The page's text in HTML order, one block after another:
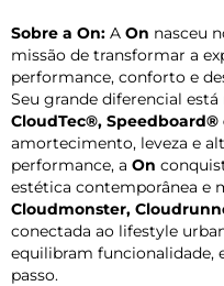
Sobre a On: A On nasceu
missão de transformar a
performance, conforto e
Seu grande diferencial
CloudTec®,
amortecimento, leveza e
performance, a On
estética contemporânea e
Cloudmonster,
conectada ao lifestyle
equilibram funcionalidade,
passo.